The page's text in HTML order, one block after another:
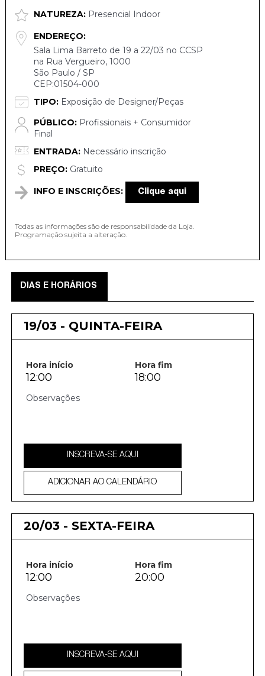
NATUREZA:Presencial Indoor
ENDEREÇO:
Sala Lima Barreto de 19 a 22/03 no CCSP
na Rua Vergueiro, 1000
São Paulo / SP
CEP:01504-000
TIPO:Exposição de Designer/Peças
PÚBLICO:Profissionais + Consumidor
Final
ENTRADA:Necessário inscrição
PREÇO:Gratuito
INFO E INSCRIÇÕES: Clique aqui
Todas as informações são de responsabilidade da Loja.
Programação sujeita a alteração.
DIAS E HORÁRIOS
19/03 - QUINTA-FEIRA
Hora início Hora fim
12:00 18:00
INSCREVA-SE AQUI
ADICIONAR AO CALENDÁRIO
20/03 - SEXTA-FEIRA
Hora início Hora fim
12:00 20:00
INSCREVA-SE AQUI